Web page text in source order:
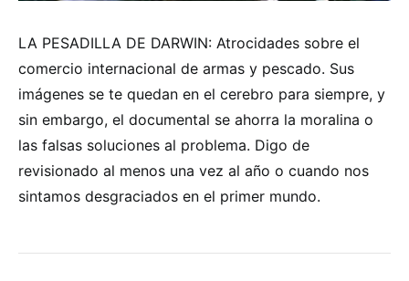
LA PESADILLA DE DARWIN: Atrocidades sobre el
comercio internacional de armas y pescado. Sus
imágenes se te quedan en el cerebro para siempre, y
sin embargo, el documental se ahorra la moralina o
las falsas soluciones al problema. Digo de
revisionado al menos una vez al año o cuando nos
sintamos desgraciados en el primer mundo.